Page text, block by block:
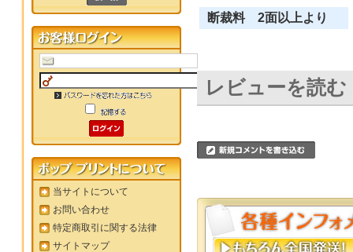
当サイトについて
お問い合わせ
特定商取引に関する法律
サイトマップ
断裁料 2面以上より
レビューを読む